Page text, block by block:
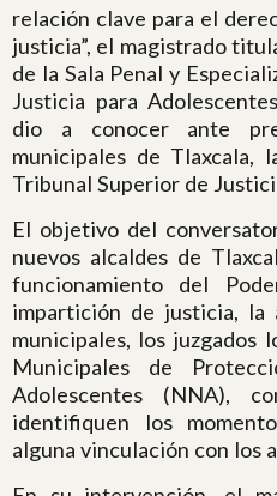
relación clave para el
justicia”, el magistrado
de la Sala Penal y
Justicia para
dio a conocer ante
municipales de Tlaxcala,
Tribunal Superior de
El objetivo del
nuevos alcaldes de
funcionamiento del
impartición de justicia, la
municipales, los juzgados
Municipales de
Adolescentes (NNA),
identifiquen los
alguna vinculación con los